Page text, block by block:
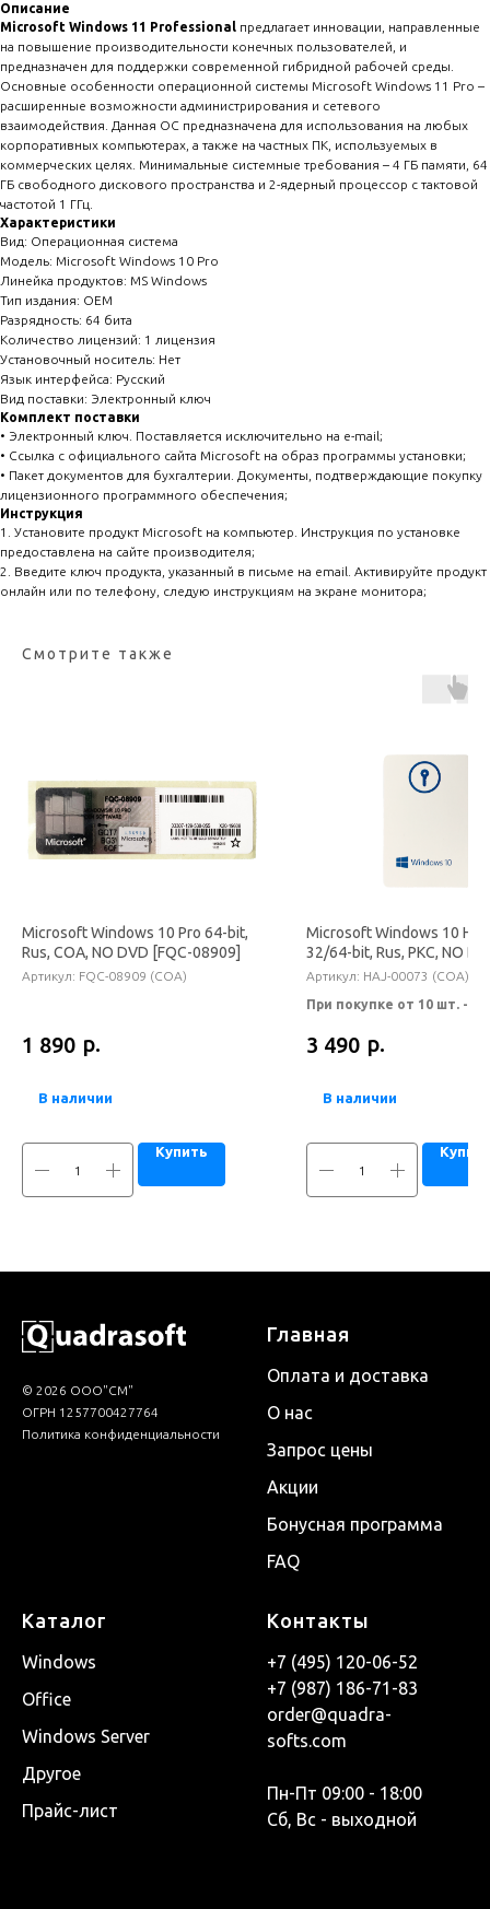
Описание
Microsoft Windows 11 Professional предлагает инновации, направленные
на повышение производительности конечных пользователей, и
предназначен для поддержки современной гибридной рабочей среды.
Основные особенности операционной системы Microsoft Windows 11 Pro –
расширенные возможности администрирования и сетевого
взаимодействия. Данная ОС предназначена для использования на любых
корпоративных компьютерах, а также на частных ПК, используемых в
коммерческих целях. Минимальные системные требования – 4 ГБ памяти, 64
ГБ свободного дискового пространства и 2-ядерный процессор с тактовой
частотой 1 ГГц.
Характеристики
Вид: Операционная система
Модель: Microsoft Windows 10 Pro
Линейка продуктов: MS Windows
Тип издания: OEM
Разрядность: 64 бита
Количество лицензий: 1 лицензия
Установочный носитель: Нет
Язык интерфейса: Русский
Вид поставки: Электронный ключ
Комплект поставки
• Электронный ключ. Поставляется исключительно на e-mail;
• Ссылка с официального сайта Microsoft на образ программы установки;
• Пакет документов для бухгалтерии. Документы, подтверждающие покупку
лицензионного программного обеспечения;
Инструкция
1. Установите продукт Microsoft на компьютер. Инструкция по установке
предоставлена на сайте производителя;
2. Введите ключ продукта, указанный в письме на email. Активируйте продукт
онлайн или по телефону, следую инструкциям на экране монитора;
Смотрите также
Microsoft Windows 10 Pro 64-bit,
Rus, COA, NO DVD [FQC-08909]
Артикул: FQC-08909 (COA)
1 890 р.
В наличии
Купить
Microsoft Windows 10
32/64-bit, Rus, PKC, NO
00073]
Артикул: HAJ-00073 (COA)
При покупке от 10 шт. -
запросу.
3 490 р.
В наличии
© 2026 ООО"СМ"
ОГРН 1257700427764
Политика конфиденциальности
Главная
Оплата и доставка
О нас
Запрос цены
Акции
Бонусная программа
FAQ
Каталог
Windows
Office
Windows Server
Другое
Прайс-лист
Контакты
+7 (495) 120-06-52
+7 (987) 186-71-83
order@quadra-
softs.com
Пн-Пт 09:00 - 18:00
Сб, Вс - выходной